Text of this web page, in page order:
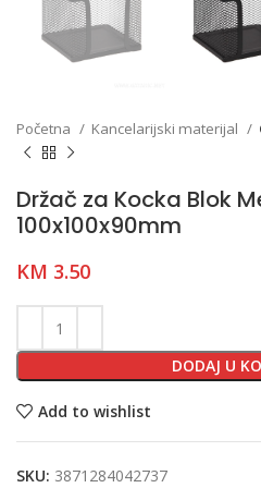
Početna Kancelarijski materijal
Držač za Kocka Blok
100x100x90mm
KM 3.50
DODAJ U
Add to wishlist
SKU: 3871284042737